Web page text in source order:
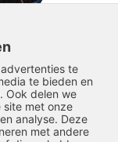
te
te bieden en
Ook delen we
met onze
analyse. Deze
met andere